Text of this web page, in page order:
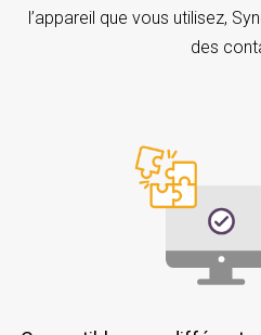
l’appareil que vous utilisez,
des